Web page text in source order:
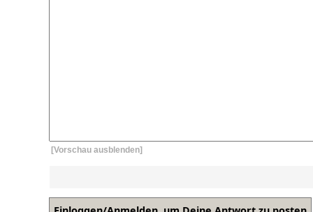
[Vorschau ausblenden]